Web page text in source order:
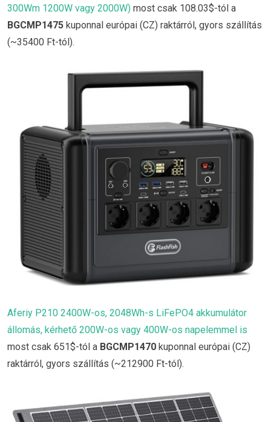
300Wm 1200W vagy 2000W) most csak 108.03$-tól a
BGCMP1475 kuponnal európai (CZ) raktárról, gyors szállítás
(~35400 Ft-tól).
Aferiy P210 2400W-os, 2048Wh-s LiFePO4 akkumulátor
állomás, kérhető 200W-os vagy 400W-os napelemmel is
most csak 651$-tól a BGCMP1470 kuponnal európai (CZ)
raktárról, gyors szállítás (~212900 Ft-tól).